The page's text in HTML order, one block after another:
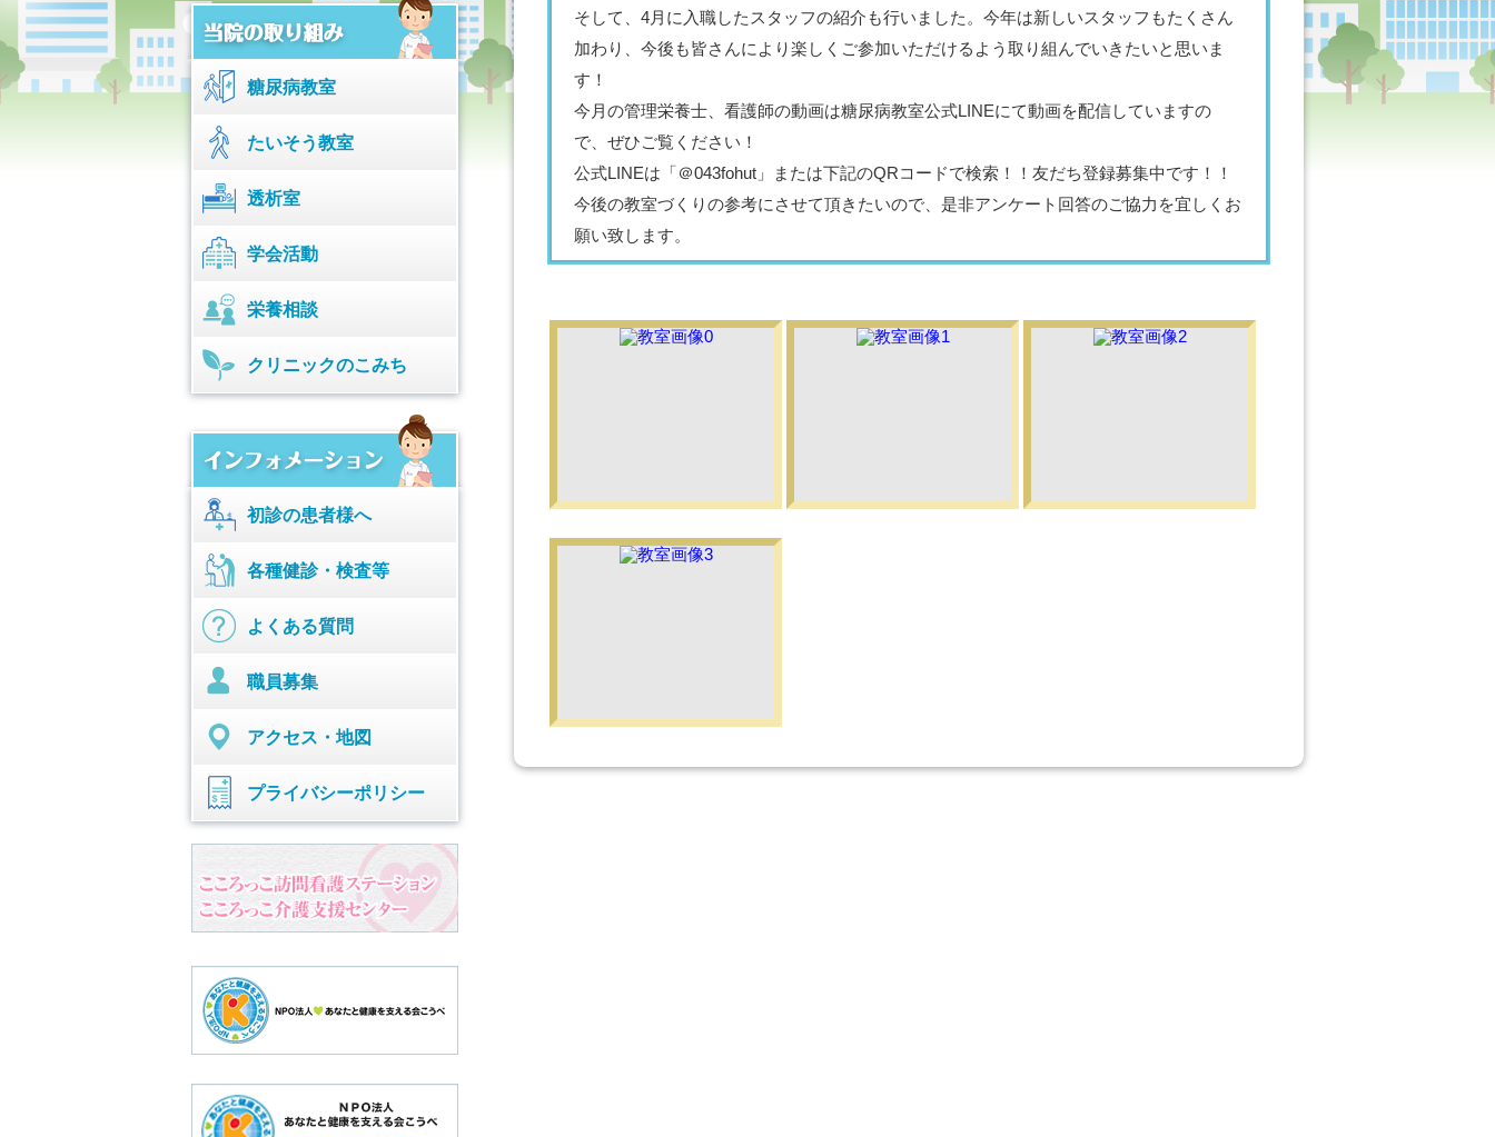
そして、4月に入職したスタッフの紹介も行いました。今年は新しいスタッフもたくさん
加わり、今後も皆さんにより楽しくご参加いただけるよう取り組んでいきたいと思いま
す！
今月の管理栄養士、看護師の動画は糖尿病教室公式LINEにて動画を配信していますの
で、ぜひご覧ください！
公式LINEは「＠043fohut」または下記のQRコードで検索！！友だち登録募集中です！！
今後の教室づくりの参考にさせて頂きたいので、是非アンケート回答のご協力を宜しくお
願い致します。
糖尿病教室
たいそう教室
透析室
学会活動
栄養相談
クリニックのこみち
初診の患者様へ
各種健診・検査等
よくある質問
職員募集
アクセス・地図
プライバシーポリシー